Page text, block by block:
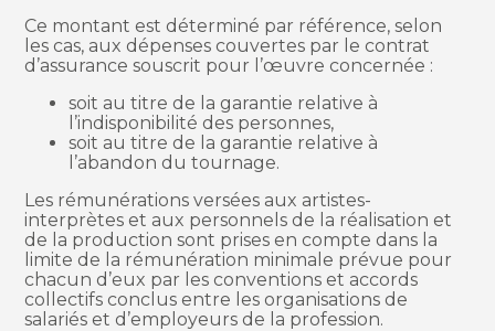
Ce montant est déterminé par référence, selon
les cas, aux dépenses couvertes par le contrat
d’assurance souscrit pour l’œuvre concernée :
soit au titre de la garantie relative à
l’indisponibilité des personnes,
soit au titre de la garantie relative à
l’abandon du tournage.
Les rémunérations versées aux artistes-
interprètes et aux personnels de la réalisation et
de la production sont prises en compte dans la
limite de la rémunération minimale prévue pour
chacun d’eux par les conventions et accords
collectifs conclus entre les organisations de
salariés et d’employeurs de la profession.